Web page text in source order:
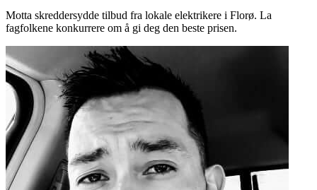
Motta skreddersydde tilbud fra lokale elektrikere i Florø. La
fagfolkene konkurrere om å gi deg den beste prisen.